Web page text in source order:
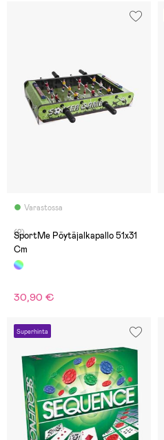
Varastossa
(2)
SportMe Pöytäjalkapallo 51x31
Cm
30,90 €
Superhinta